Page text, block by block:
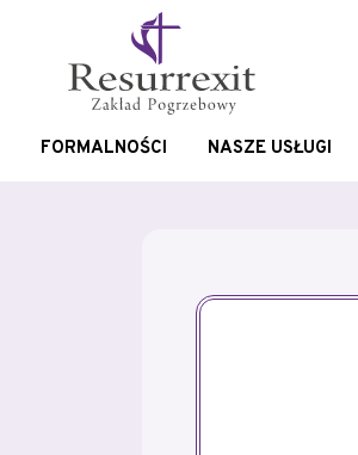
FORMALNOŚCI NASZE USŁUGI